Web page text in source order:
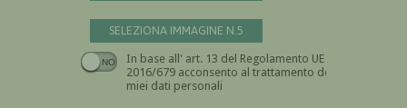
SELEZIONA IMMAGINE N.5
In base all' art. 13 del Regolamento UE n.
2016/679 acconsento al trattamento dei
miei dati personali
Devi dare il consenso